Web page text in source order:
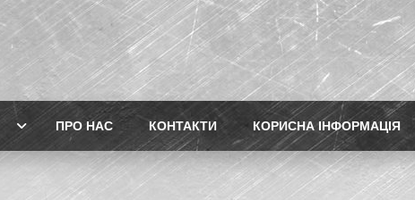
ПРО НАС КОНТАКТИ КОРИСНА ІНФОРМАЦІЯ